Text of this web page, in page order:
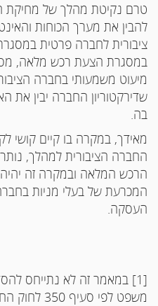
טרם נקיטת מהלך של מחיקת
להבין את מערך הכוחות
ציבורית לחברה פרטית
במסגרת הצעת רכש מלאה,
מיעוט משמעותי בחברה
שדירקטוריון החברה יבין את
בה.
מאידך, במקרה בו קיים קושי
החברה הציבורית למהלך,
הרכש המלאה ובמקרה זה
המכרעת של בעלי מניות
העסקה.
[1] במאמר זה לא נתייחס
משפט לפי סעיף 350 לחוק החברות.